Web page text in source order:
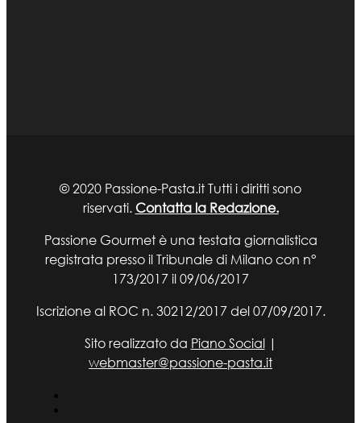
© 2020 Passione-Pasta.it Tutti i diritti sono
riservati. Contatta la Redazione.
Passione Gourmet è una testata giornalistica
registrata presso il Tribunale di Milano con n°
173/2017 il 09/06/2017
Iscrizione al ROC n. 30212/2017 del 07/09/2017.
Sito realizzato da Piano Social|
webmaster@passione-pasta.it